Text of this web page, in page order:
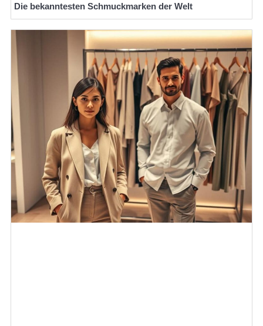
Die bekanntesten Schmuckmarken der Welt